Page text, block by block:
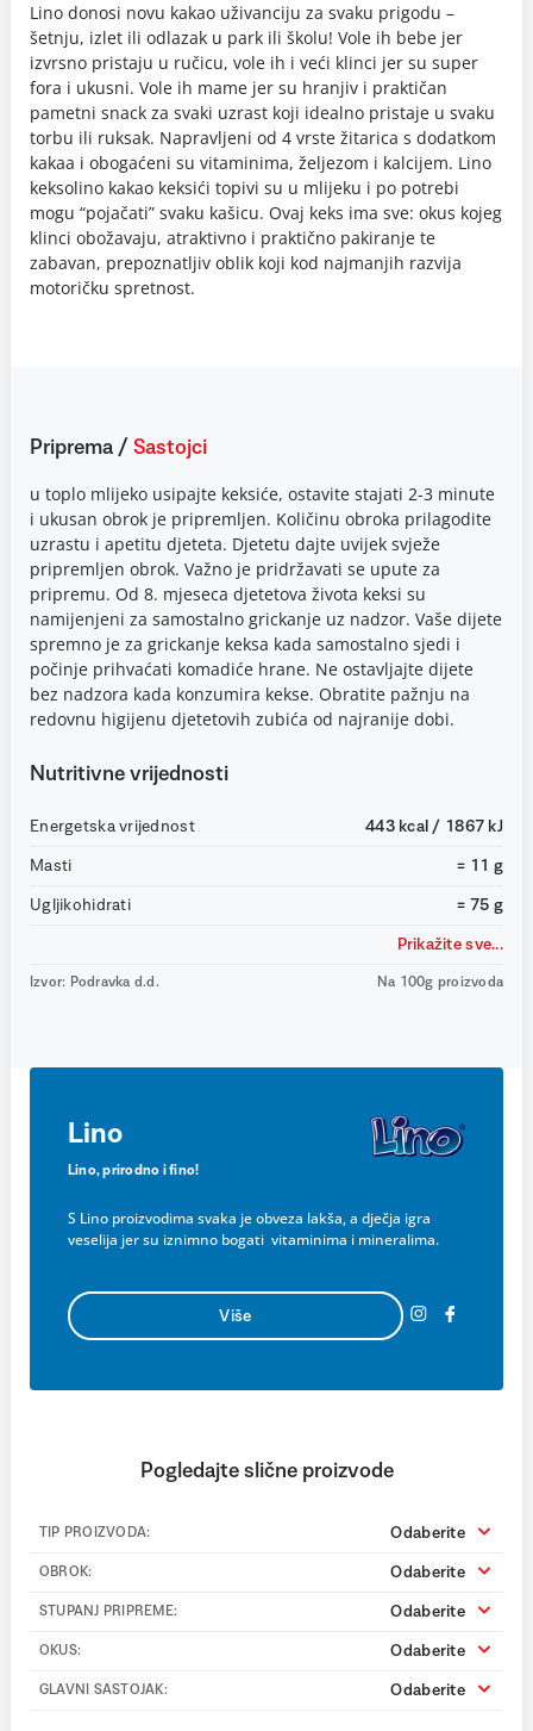
Lino donosi novu kakao uživanciju za svaku prigodu –
šetnju, izlet ili odlazak u park ili školu! Vole ih bebe jer
izvrsno pristaju u ručicu, vole ih i veći klinci jer su super
fora i ukusni. Vole ih mame jer su hranjiv i praktičan
pametni snack za svaki uzrast koji idealno pristaje u svaku
torbu ili ruksak. Napravljeni od 4 vrste žitarica s dodatkom
kakaa i obogaćeni su vitaminima, željezom i kalcijem. Lino
keksolino kakao keksići topivi su u mlijeku i po potrebi
mogu “pojačati” svaku kašicu. Ovaj keks ima sve: okus kojeg
klinci obožavaju, atraktivno i praktično pakiranje te
zabavan, prepoznatljiv oblik koji kod najmanjih razvija
motoričku spretnost.
Priprema / Sastojci
u toplo mlijeko usipajte keksiće, ostavite stajati 2-3 minute
i ukusan obrok je pripremljen. Količinu obroka prilagodite
uzrastu i apetitu djeteta. Djetetu dajte uvijek svježe
pripremljen obrok. Važno je pridržavati se upute za
pripremu. Od 8. mjeseca djetetova života keksi su
namijenjeni za samostalno grickanje uz nadzor. Vaše dijete
spremno je za grickanje keksa kada samostalno sjedi i
počinje prihvaćati komadiće hrane. Ne ostavljajte dijete
bez nadzora kada konzumira kekse. Obratite pažnju na
redovnu higijenu djetetovih zubića od najranije dobi.
Nutritivne vrijednosti
Energetska vrijednost 443 kcal / 1867 kJ
Masti = 11 g
Ugljikohidrati = 75 g
Prikažite sve...
Izvor: Podravka d.d. Na 100g proizvoda
Lino
Lino, prirodno i fino!
S Lino proizvodima svaka je obveza lakša, a dječja igra
veselija jer su iznimno bogati vitaminima i mineralima.
Više
Pogledajte slične proizvode
TIP PROIZVODA: Odaberite
OBROK: Odaberite
STUPANJ PRIPREME: Odaberite
OKUS: Odaberite
GLAVNI SASTOJAK: Odaberite